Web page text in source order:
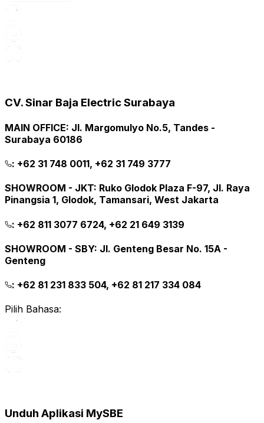
CV. Sinar Baja Electric Surabaya
MAIN OFFICE: Jl. Margomulyo No.5, Tandes -
Surabaya 60186
: +62 31 748 0011, +62 31 749 3777
SHOWROOM - JKT: Ruko Glodok Plaza F-97, Jl. Raya
Pinangsia 1, Glodok, Tamansari, West Jakarta
: +62 811 3077 6724, +62 21 649 3139
SHOWROOM - SBY: Jl. Genteng Besar No. 15A -
Genteng
: +62 81 231 833 504, +62 81 217 334 084
Pilih Bahasa:
Unduh Aplikasi MySBE